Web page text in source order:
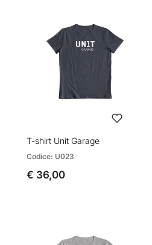
T-shirt Unit Garage
Codice: U023
€ 36,00